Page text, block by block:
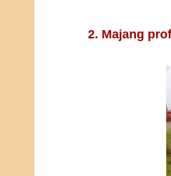
2. Majang